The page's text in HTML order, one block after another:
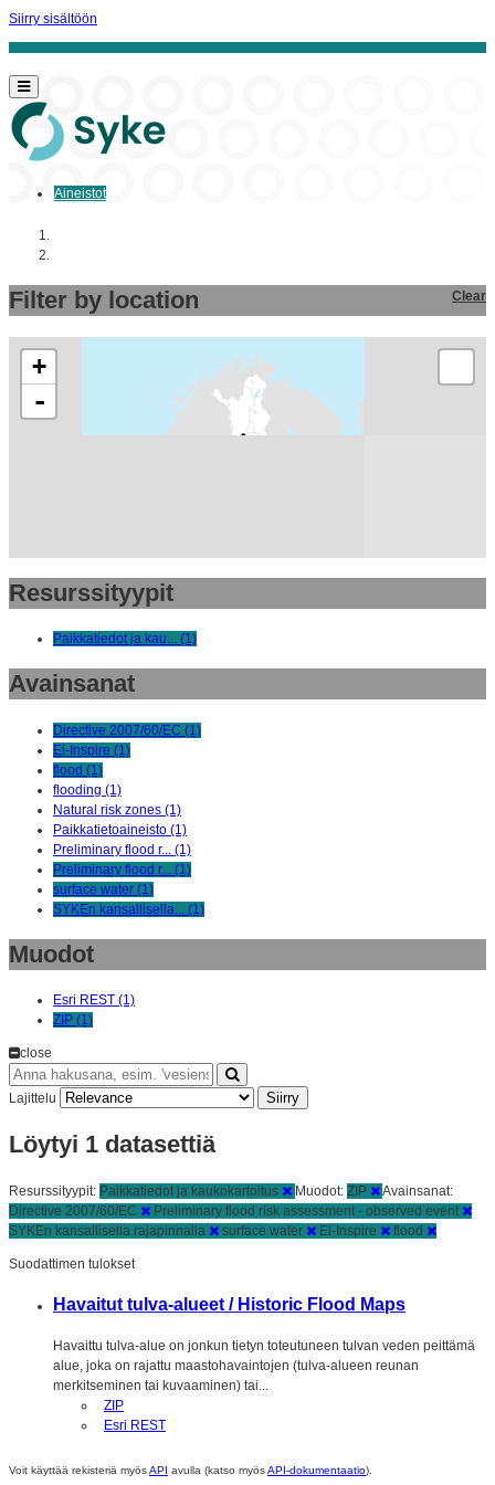
Siirry sisältöön
Aineistot
Filter by location Clear
+
-
Resurssityypit
Paikkatiedot ja kau... (1)
Avainsanat
Directive 2007/60/EC (1)
Ei-Inspire (1)
flood (1)
flooding (1)
Natural risk zones (1)
Paikkatietoaineisto (1)
Preliminary flood r... (1)
Preliminary flood r... (1)
surface water (1)
SYKEn kansallisella... (1)
Muodot
Esri REST (1)
ZIP (1)
close
Lajittelu Siirry
Löytyi 1 datasettiä
Resurssityypit: Paikkatiedot ja kaukokartoitus Muodot: ZIP
Avainsanat:
Directive 2007/60/EC
Preliminary flood risk assessment - observed event
SYKEn kansallisella rajapinnalla
surface water Ei-Inspire flood
Suodattimen tulokset
Havaitut tulva-alueet / Historic Flood Maps
Havaittu tulva-alue on jonkun tietyn toteutuneen tulvan veden peittämä
alue, joka on rajattu maastohavaintojen (tulva-alueen reunan
merkitseminen tai kuvaaminen) tai...
ZIP
Esri REST
Voit käyttää rekisteriä myösAPI avulla (katso myösAPI-dokumentaatio).